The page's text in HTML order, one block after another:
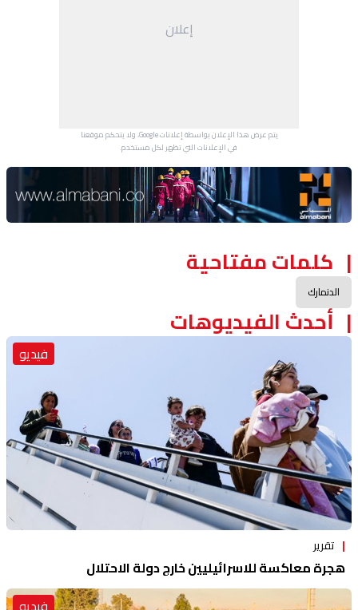
إعلان
يتم عرض هذا الإعلان بواسطة إعلانات Google، ولا يتحكم موقعنا
في الإعلانات التي تظهر لكل مستخدم.
Advertisement Section
كلمات مفتاحية
الدنمارك
أحدث الفيديوهات
فيديو
تقرير
هجرة معاكسة للاسرائيليين خارج دولة الاحتلال